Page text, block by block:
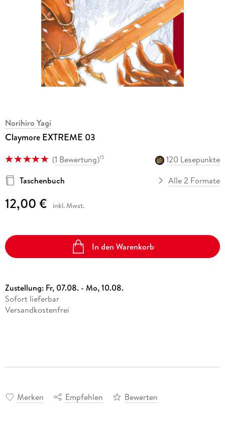
Norihiro Yagi
Claymore EXTREME 03
(1 Bewertung)15
120 Lesepunkte
Taschenbuch
Alle 2 Formate
12,00 € inkl. Mwst.
In den Warenkorb
Zustellung: Fr, 07.08. - Mo, 10.08.
Sofort lieferbar
Versandkostenfrei
Merken Empfehlen Bewerten